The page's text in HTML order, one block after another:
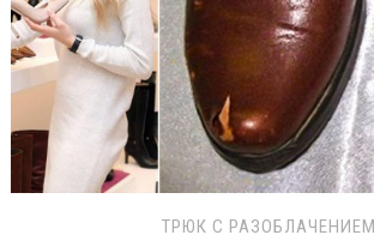
ТРЮК С РАЗОБЛАЧЕНИЕМ